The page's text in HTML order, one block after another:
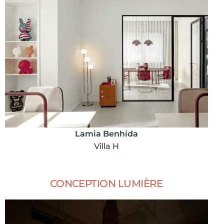
Lamia Benhida
Villa H
CONCEPTION LUMIÈRE